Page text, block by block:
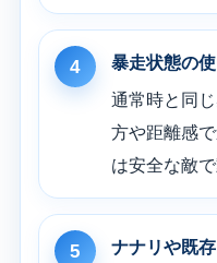
4 暴走状態の
通常時と同
方や距離感
は安全な敵
5
ナナリや既